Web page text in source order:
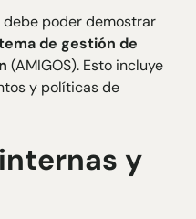
poder demostrar
de gestión de
(AMIGOS). Esto incluye
y políticas de
y